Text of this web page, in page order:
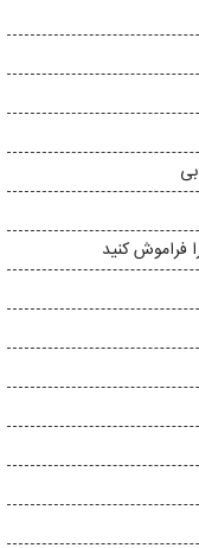
فراموش کنید